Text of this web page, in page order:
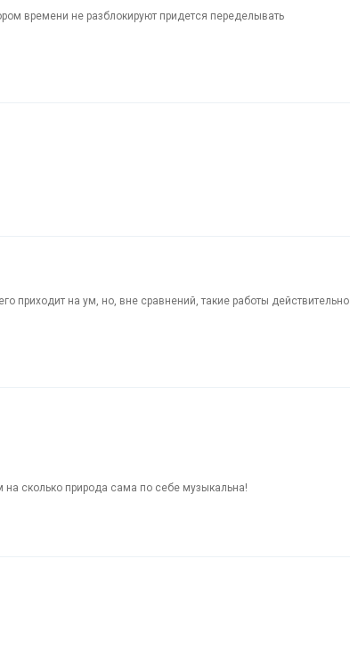
времени не разблокируют придется переделывать
приходит на ум, но, вне сравнений, такие работы действительно
на сколько природа сама по себе музыкальна!